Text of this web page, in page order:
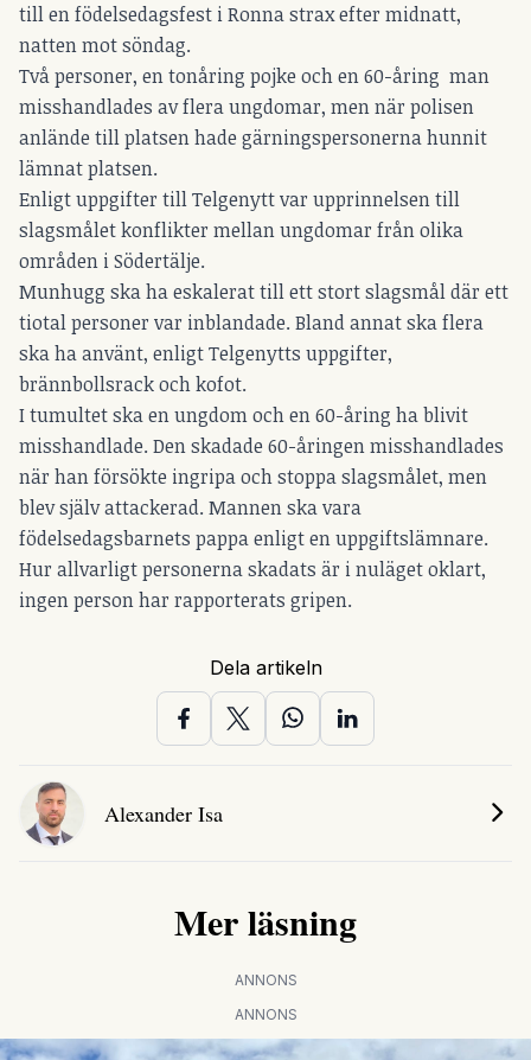
till en födelsedagsfest i Ronna strax efter midnatt,
natten mot söndag.
Två personer, en tonåring pojke och en 60-åring man
misshandlades av flera ungdomar, men när polisen
anlände till platsen hade gärningspersonerna hunnit
lämnat platsen.
Enligt uppgifter till Telgenytt var upprinnelsen till
slagsmålet konflikter mellan ungdomar från olika
områden i Södertälje.
Munhugg ska ha eskalerat till ett stort slagsmål där ett
tiotal personer var inblandade. Bland annat ska flera
ska ha använt, enligt Telgenytts uppgifter,
brännbollsrack och kofot.
I tumultet ska en ungdom och en 60-åring ha blivit
misshandlade. Den skadade 60-åringen misshandlades
när han försökte ingripa och stoppa slagsmålet, men
blev själv attackerad. Mannen ska vara
födelsedagsbarnets pappa enligt en uppgiftslämnare.
Hur allvarligt personerna skadats är i nuläget oklart,
ingen person har rapporterats gripen.
Dela artikeln
Alexander Isa
Mer läsning
ANNONS
ANNONS